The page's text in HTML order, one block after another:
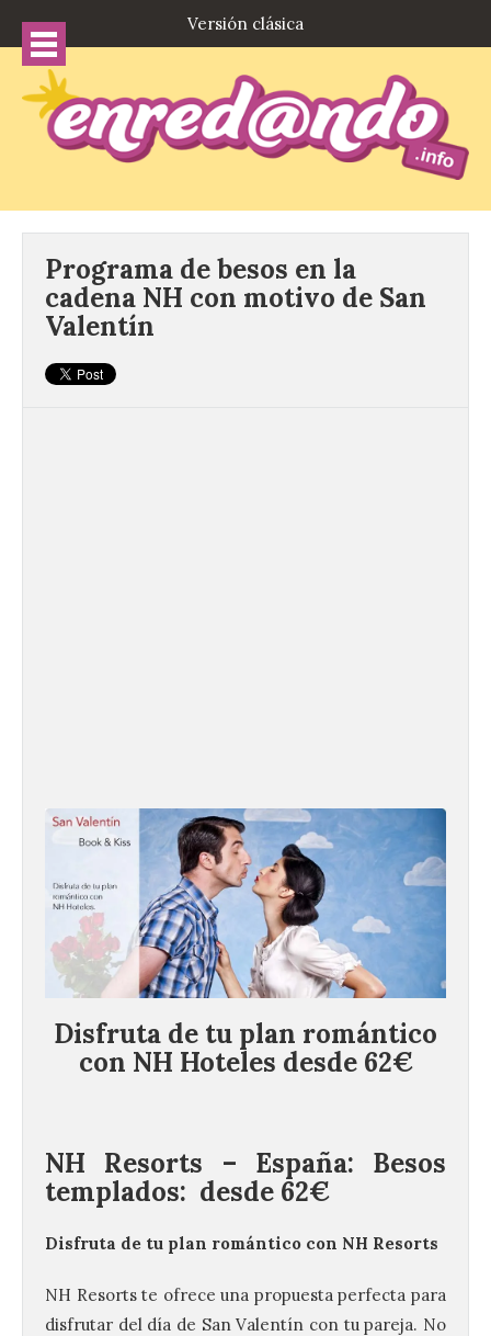
Versión clásica
Programa de besos en la
cadena NH con motivo de San
Valentín
Disfruta de tu plan romántico
con NH Hoteles desde 62€
NH Resorts – España: Besos
templados: desde 62€
Disfruta de tu plan romántico con NH Resorts
NH Resorts te ofrece una propuesta perfecta para
disfrutar del día de San Valentín con tu pareja. No